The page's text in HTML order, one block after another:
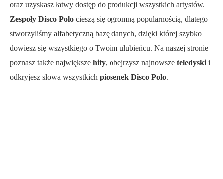
oraz uzyskasz łatwy dostęp do produkcji wszystkich artystów.
Zespoły Disco Polo cieszą się ogromną popularnością, dlatego
stworzyliśmy alfabetyczną bazę danych, dzięki której szybko
dowiesz się wszystkiego o Twoim ulubieńcu. Na naszej stronie
poznasz także największe hity, obejrzysz najnowsze teledyskii
odkryjesz słowa wszystkich piosenek Disco Polo.